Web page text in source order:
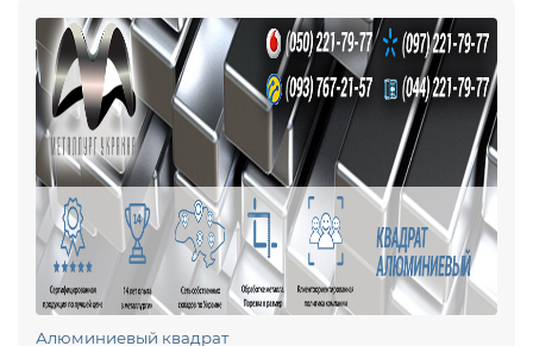
Алюминиевый квадрат